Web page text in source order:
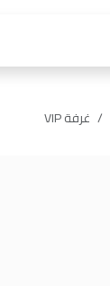
غرفة VIP